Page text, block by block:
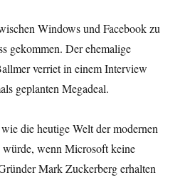
Windows und Facebook zu
gekommen. Der ehemalige
verriet in einem Interview
geplanten Megadeal.
die heutige Welt der modernen
würde, wenn Microsoft keine
Mark Zuckerberg erhalten